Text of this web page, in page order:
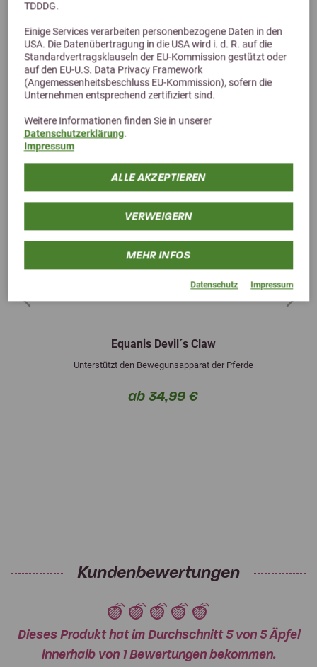
TDDDG.
Einige Services verarbeiten personenbezogene Daten in den
USA. Die Datenübertragung in die USA wird i. d. R. auf die
Standardvertragsklauseln der EU-Kommission gestützt oder
auf den EU-U.S. Data Privacy Framework
(Angemessenheitsbeschluss EU-Kommission), sofern die
Unternehmen entsprechend zertifiziert sind.
Weitere Informationen finden Sie in unserer
Datenschutzerklärung.
Impressum
ALLE AKZEPTIEREN
VERWEIGERN
MEHR INFOS
Datenschutz Impressum
Equanis Devil´s Claw
Unterstützt den Bewegunsapparat der Pferde
ab 34,99 €
Previous Next
Kundenbewertungen
Dieses Produkt hat im Durchschnitt 5 von 5 Äpfel
innerhalb von 1 Bewertungen bekommen.